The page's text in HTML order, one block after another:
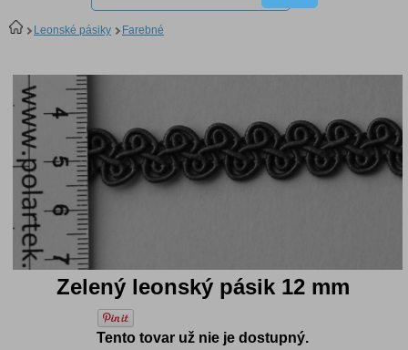
Leonské pásiky Farebné
Zelený leonský pásik 12 mm
Tento tovar už nie je dostupný.